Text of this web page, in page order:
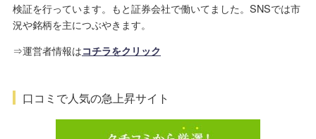
検証を行っています。もと証券会社で働いてました。SNSでは市
況や銘柄を主につぶやきます。
⇒運営者情報はコチラをクリック
口コミで人気の急上昇サイト